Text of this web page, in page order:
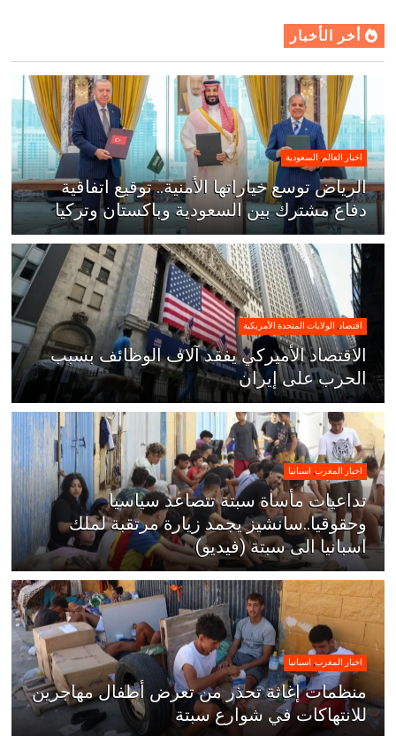
أخر الأخبار
اخبار العالم السعودية
الرياض توسع خياراتها الأمنية.. توقيع اتفاقية
دفاع مشترك بين السعودية وباكستان وتركيا
اقتصاد الولايات المتحدة الأمريكية
الاقتصاد الأميركي يفقد آلاف الوظائف بسبب
الحرب على إيران
اخبار المغرب اسبانيا
تداعيات مأساة سبتة تتصاعد سياسيا
وحقوقيا..سانشيز يجمد زيارة مرتقبة لملك
اسبانيا الى سبتة (فيديو)
اخبار المغرب اسبانيا
منظمات إغاثة تحذر من تعرض أطفال مهاجرين
للانتهاكات في شوارع سبتة